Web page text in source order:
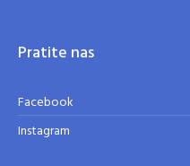
Pratite nas
Facebook
Instagram